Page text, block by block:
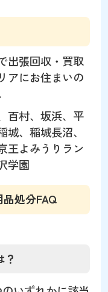
出張回収・買取
アにお住まいの
百村、坂浜、平
、稲城長沼、
王よみうりラン
学園
処分FAQ
？